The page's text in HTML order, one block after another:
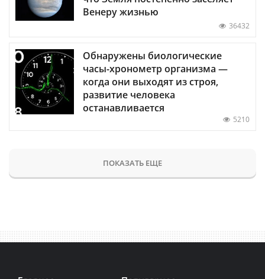
Венеру жизнью
36432
Обнаружены биологические
часы-хронометр организма —
когда они выходят из строя,
развитие человека
останавливается
5210
ПОКАЗАТЬ ЕЩЕ